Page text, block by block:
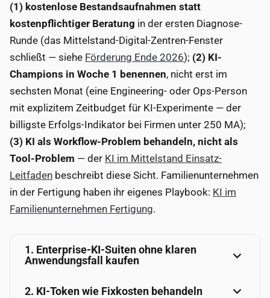
(1) kostenlose Bestandsaufnahmen statt
kostenpflichtiger Beratung in der ersten Diagnose-
Runde (das Mittelstand-Digital-Zentren-Fenster
schließt — siehe Förderung Ende 2026); (2) KI-
Champions in Woche 1 benennen, nicht erst im
sechsten Monat (eine Engineering- oder Ops-Person
mit explizitem Zeitbudget für KI-Experimente — der
billigste Erfolgs-Indikator bei Firmen unter 250 MA);
(3) KI als Workflow-Problem behandeln, nicht als
Tool-Problem — der KI im Mittelstand Einsatz-
Leitfaden beschreibt diese Sicht. Familienunternehmen
in der Fertigung haben ihr eigenes Playbook: KI im
Familienunternehmen Fertigung.
1. Enterprise-KI-Suiten ohne klaren
Anwendungsfall kaufen
2. KI-Token wie Fixkosten behandeln